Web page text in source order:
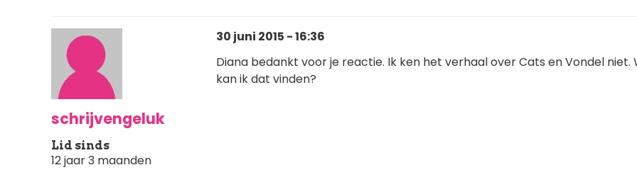
schrijvengeluk
Lid sinds
12 jaar 3 maanden
30 juni 2015 - 16:36
Diana bedankt voor je reactie. Ik ken het verhaal over Cats en Vondel niet.
kan ik dat vinden?